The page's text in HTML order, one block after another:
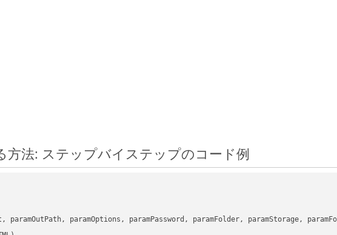
方法: ステップバイステップのコード例
paramOutPath, paramOptions, paramPassword, paramFolder, paramStorage,